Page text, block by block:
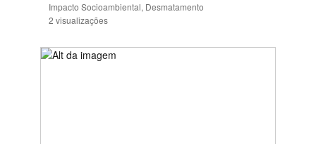
Impacto Socioambiental, Desmatamento
2 visualizações